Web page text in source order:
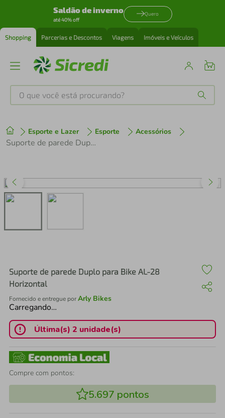
Saldão de inverno
até 40% off
Quero
Shopping Parcerias e Descontos Viagens Imóveis e Veículos
O que você está procurando?
Esporte e Lazer Esporte Acessórios
Suporte de parede Duplo para Bike AL-28 Horizontal
Suporte de parede Duplo para Bike AL-28
Horizontal
Fornecido e entregue porArly Bikes
Carregando…
Última(s) 2 unidade(s)
Compre com pontos:
5.697 pontos
1º tenis
perfume